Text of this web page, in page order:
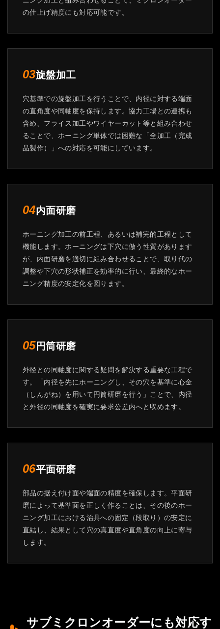
の仕上げ精度にも対応可能です。
03旋盤加工
穴基準での旋盤加工を行うことで、内径に対する端面
の直角度や同軸度を保持します。協力工場との連携も
含め、フライス加工やワイヤーカット等と組み合わせ
ることで、ホーニング単体では困難な「全加工（完成
品製作）」への対応を可能にしています。
04内面研磨
ホーニング加工の前工程、あるいは補完的工程として
機能します。ホーニングは下穴に倣う性質があります
が、内面研磨を適切に組み合わせることで、取り代の
調整や下穴の形状補正を効率的に行い、最終的なホー
ニング精度の安定化を図ります。
05円筒研磨
外径との同軸度に関する疑問を解決する重要な工程で
す。「内径を先にホーニングし、その穴を基準に心金
（しんがね）を用いて円筒研磨を行う」ことで、内径
と外径の同軸度を確実に要求公差内へと収めます。
06平面研磨
部品の据え付け面や端面の精度を確保します。平面研
磨によって基準面を正しく作ることは、その後のホー
ニング加工における治具への固定（段取り）の安定に
直結し、結果として穴の真直度や直角度の向上に寄与
します。
サブミクロンオーダーにも対応す